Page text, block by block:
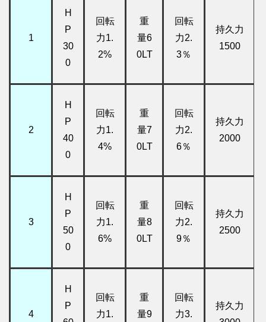
1
H
P
30
0
回転
力1.
2%
重
量6
0LT
回転
力2.
3％
持久力
1500
2
H
P
40
0
回転
力1.
4%
重
量7
0LT
回転
力2.
6％
持久力
2000
3
H
P
50
0
回転
力1.
6%
重
量8
0LT
回転
力2.
9％
持久力
2500
4
H
P
回転
力1.
重
量9
回転
力3.
持久力